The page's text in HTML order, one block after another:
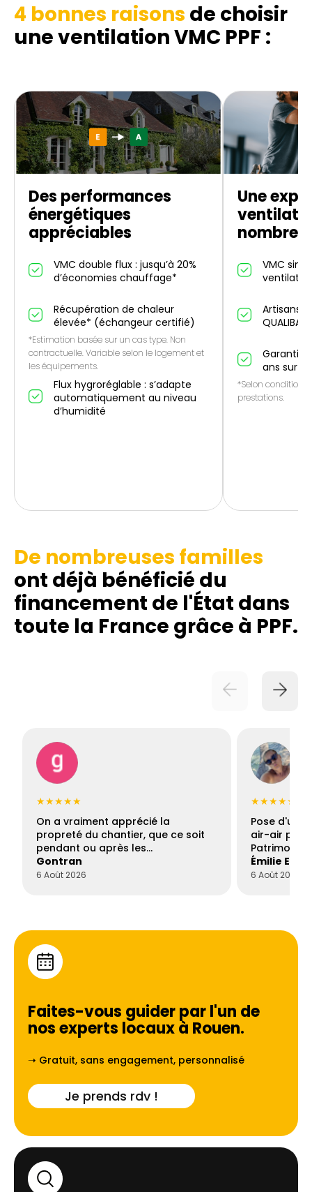
4 bonnes raisons de choisir
une ventilation VMC PPF :
Des performances
énergétiques
appréciables
VMC double flux : jusqu’à 20%
d’économies chauffage*
Récupération de chaleur
élevée* (échangeur certifié)
*Estimation basée sur un cas type. Non
contractuelle. Variable selon le logement et
les équipements.
Flux hygroréglable : s’adapte
automatiquement au niveau
d’humidité
Une
VMC
Artisans
QUALIBAT
Garantie
ans sur
*Selon conditions
prestations.
De nombreuses familles
ont déjà bénéficié du
financement de l'État dans
toute la France grâce à PPF.
★★★★★
On a vraiment apprécié la
propreté du chantier, que ce soit
pendant ou après les…
Gontran
6 Août 2026
★★★★★
Pose d'une
air-air par
Patrimoine
Émilie
6 Août 2026
Faites-vous guider par l'un de
nos experts locaux à Rouen.
➝ Gratuit, sans engagement, personnalisé
Je prends rdv !